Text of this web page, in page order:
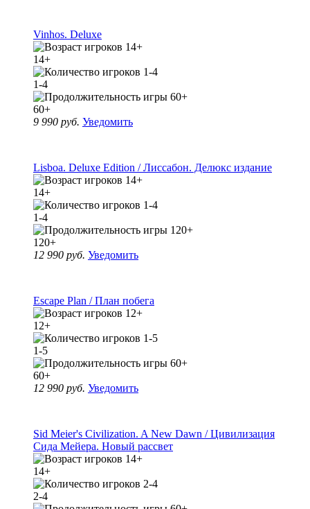
Vinhos. Deluxe
14+
1-4
60+
9 990 руб. Уведомить
Lisboa. Deluxe Edition / Лиссабон. Делюкс издание
14+
1-4
120+
12 990 руб. Уведомить
Escape Plan / План побега
12+
1-5
60+
12 990 руб. Уведомить
Sid Meier's Civilization. A New Dawn / Цивилизация
Сида Мейера. Новый рассвет
14+
2-4